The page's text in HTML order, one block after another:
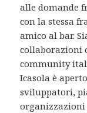
alle domande
con la stessa
amico al bar.
collaborazioni
community
Icasola è
sviluppatori,
organizzazioni